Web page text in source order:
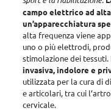
campo elettrico ad
un’apparecchiatura
alta frequenza viene
uno o più elettrodi,
stimolazione dei tessuti.
invasiva, indolore e
utilizzata per la cura di
e articolari, tra cui
cervicale.